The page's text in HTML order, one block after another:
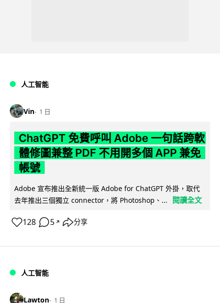
人工智能
Vin 1 日
ChatGPT 免費呼叫 Adobe 一句話跨軟
體修圖兼整 PDF 不用開多個 APP 兼免
帳號
Adobe 宣布推出全新統一版 Adobe for ChatGPT 外掛，取代
去年推出三個獨立 connector，將 Photoshop、...
閱讀全文
128 5 ↗ 分享
人工智能
Lawton 1 日